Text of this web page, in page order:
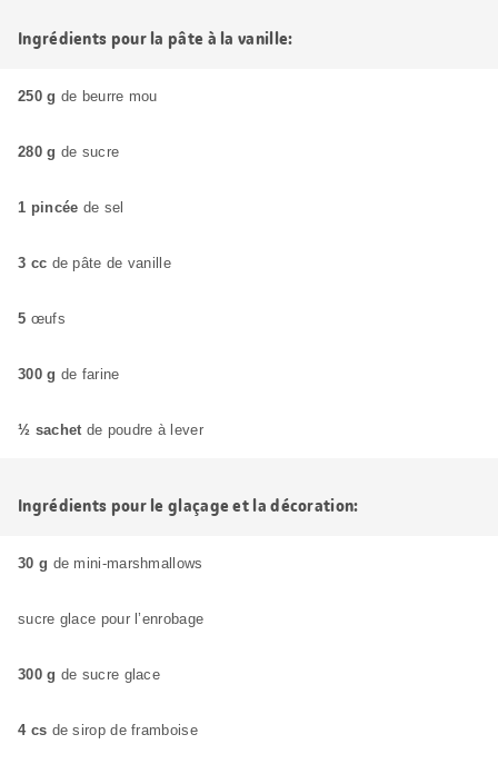
Ingrédients pour la pâte à la vanille:
250 g de beurre mou
280 g de sucre
1 pincée de sel
3 cc de pâte de vanille
5 œufs
300 g de farine
½ sachet de poudre à lever
Ingrédients pour le glaçage et la décoration:
30 g de mini-marshmallows
sucre glace pour l’enrobage
300 g de sucre glace
4 cs de sirop de framboise